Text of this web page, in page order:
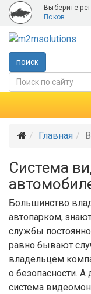
Выберите
Псков
поиск
Главная
Система
Большинство
автопарком,
службы
равно бывают
владельцем
о безопасности. А
система